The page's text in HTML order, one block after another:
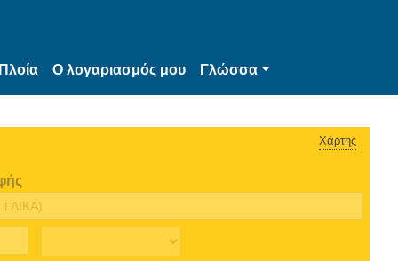
Ο λογαριασμός μου Γλώσσα
Χάρτης